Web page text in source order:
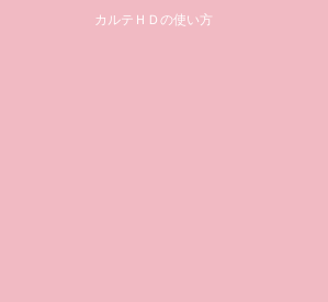
カルテＨＤの使い方